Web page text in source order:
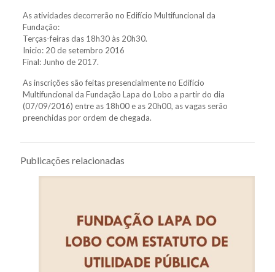
As atividades decorrerão no Edifício Multifuncional da
Fundação:
Terças-feiras das 18h30 às 20h30.
Inicio: 20 de setembro 2016
Final: Junho de 2017.
As inscrições são feitas presencialmente no Edifício
Multifuncional da Fundação Lapa do Lobo a partir do dia
(07/09/2016) entre as 18h00 e as 20h00, as vagas serão
preenchidas por ordem de chegada.
Publicações relacionadas